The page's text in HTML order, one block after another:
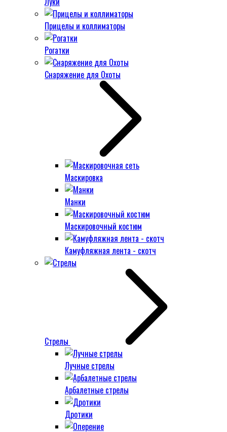
Прицелы и коллиматоры
Рогатки
Снаряжение для Охоты
Маскировка
Манки
Маскировочный костюм
Камуфляжная лента - скотч
Стрелы
Лучные стрелы
Арбалетные стрелы
Дротики